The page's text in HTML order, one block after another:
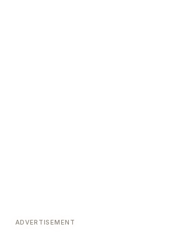
ADVERTISEMENT